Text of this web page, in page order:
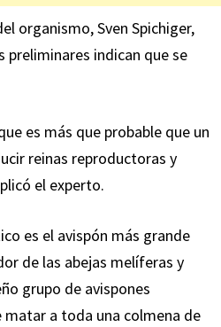
organismo, Sven Spichiger,
preliminares indican que se
es más que probable que un
reinas reproductoras y
el experto.
es el avispón más grande
de las abejas melíferas y
grupo de avispones
a toda una colmena de